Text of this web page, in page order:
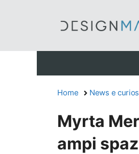
Home News e
Myrta
ampi